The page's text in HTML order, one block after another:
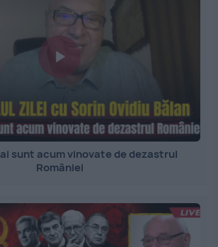
sunt acum vinovate de dezastrul
României